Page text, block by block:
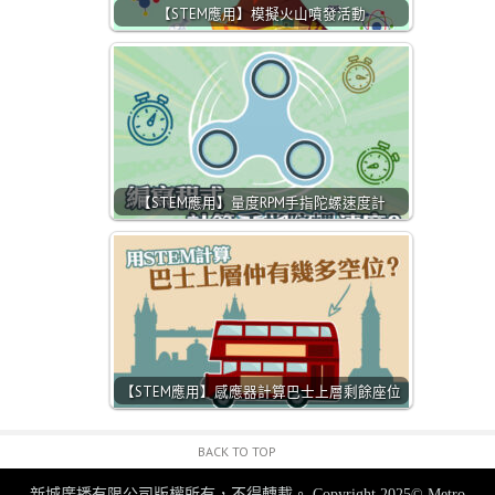
【STEM應用】模擬火山噴發活動
【STEM應用】量度RPM手指陀螺速度計
【STEM應用】感應器計算巴士上層剩餘座位
BACK TO TOP